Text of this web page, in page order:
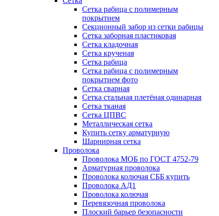
Сетка рабица с полимерным
покрытием
Секционный забор из сетки рабицы
Сетка заборная пластиковая
Сетка кладочная
Сетка крученая
Сетка рабица
Сетка рабица с полимерным
покрытием фото
Сетка сварная
Сетка стальная плетёная одинарная
Сетка тканая
Сетка ЦПВС
Металлическая сетка
Купить сетку арматурную
Шарнирная сетка
Проволока
Проволока МОБ по ГОСТ 4752-79
Арматурная проволока
Проволока колючая СББ купить
Проволока АД1
Проволока колючая
Перевязочная проволока
Плоский барьер безопасности